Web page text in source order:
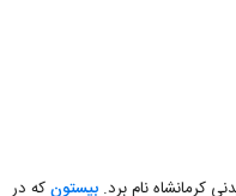
کرمانشاه نام برد. بیستونکه در